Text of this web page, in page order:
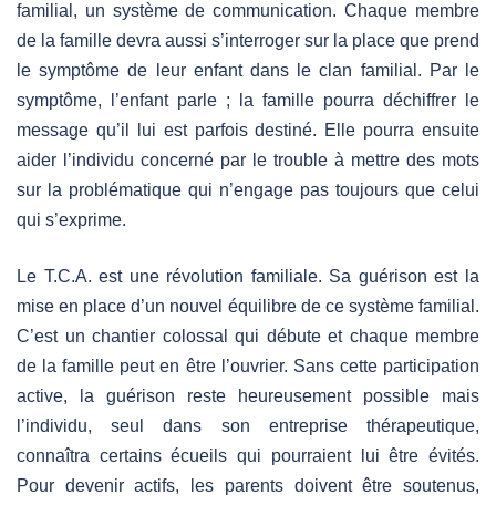
familial, un système de communication. Chaque membre
de la famille devra aussi s’interroger sur la place que prend
le symptôme de leur enfant dans le clan familial. Par le
symptôme, l’enfant parle ; la famille pourra déchiffrer le
message qu’il lui est parfois destiné. Elle pourra ensuite
aider l’individu concerné par le trouble à mettre des mots
sur la problématique qui n’engage pas toujours que celui
qui s’exprime.
Le T.C.A. est une révolution familiale. Sa guérison est la
mise en place d’un nouvel équilibre de ce système familial.
C’est un chantier colossal qui débute et chaque membre
de la famille peut en être l’ouvrier. Sans cette participation
active, la guérison reste heureusement possible mais
l’individu, seul dans son entreprise thérapeutique,
connaîtra certains écueils qui pourraient lui être évités.
Pour devenir actifs, les parents doivent être soutenus,